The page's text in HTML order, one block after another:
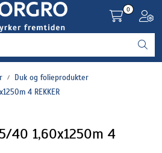
0
Duk og folieprodukter
4 REKKER
40 1,60x1250m 4